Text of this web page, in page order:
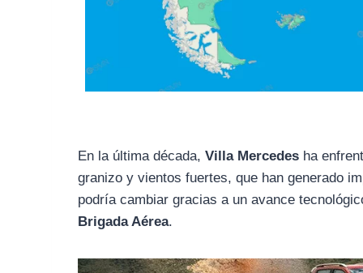
En la última década,Villa Mercedes ha
granizo y vientos fuertes, que han generado
podría cambiar gracias a un avance
Brigada Aérea.